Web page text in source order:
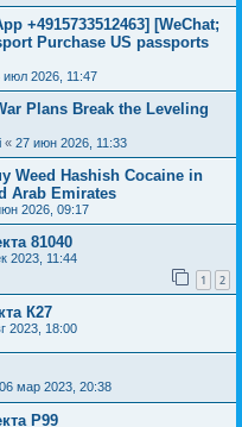
+4915733512463] [WeChat;
Purchase US passports
июл 2026, 11:47
Plans Break the Leveling
« 27 июн 2026, 11:33
Weed Hashish Cocaine in
Arab Emirates
2026, 09:17
81040
2023, 11:44
1 2
К27
2023, 18:00
06 мар 2023, 20:38
Р99